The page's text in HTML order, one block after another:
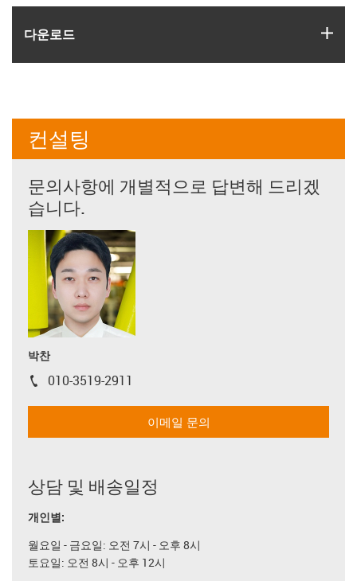
다운로드
컨설팅
문의사항에 개별적으로 답변해 드리겠
습니다.
박찬
igus-icon-phone
010-3519-2911
이메일 문의
상담 및 배송일정
개인별:
월요일 - 금요일: 오전 7시 - 오후 8시
토요일: 오전 8시 - 오후 12시